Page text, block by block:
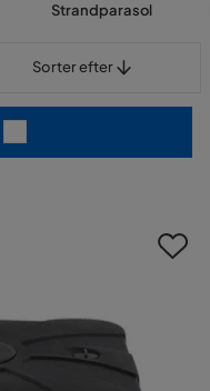
Strandparasol
Sorter efter